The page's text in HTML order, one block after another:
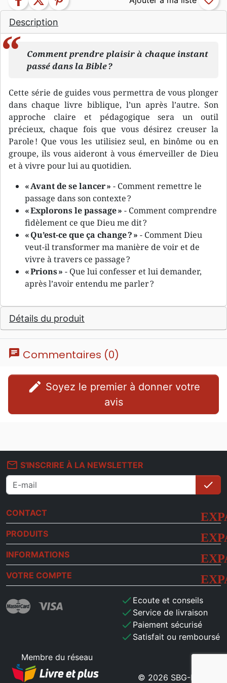
Description
Comment prendre plaisir à chaque instant
passé dans la Bible ?
Cette série de guides vous permettra de vous plonger
dans chaque livre biblique, l’un après l’autre. Son
approche claire et pédagogique sera un outil
précieux, chaque fois que vous désirez creuser la
Parole ! Que vous les utilisiez seul, en binôme ou en
groupe, ils vous aideront à vous émerveiller de Dieu
et à vivre pour lui au quotidien.
« Avant de se lancer » - Comment remettre le
passage dans son contexte ?
« Explorons le passage » - Comment comprendre
fidèlement ce que Dieu me dit ?
« Qu’est-ce que ça change ? » - Comment Dieu
veut-il transformer ma manière de voir et de
vivre à travers ce passage ?
« Prions » - Que lui confesser et lui demander,
après l’avoir entendu me parler ?
Détails du produit
chat Commentaires (0)
edit
avis
mail_outline S'INSCRIRE À LA NEWSLETTER
check
CONTACT
PRODUITS
INFORMATIONS
VOTRE COMPTE
check Ecoute et conseils
check Service de livraison
check Paiement sécurisé
check Satisfait ou remboursé
Membre du réseau
© 2026 SBG-MB